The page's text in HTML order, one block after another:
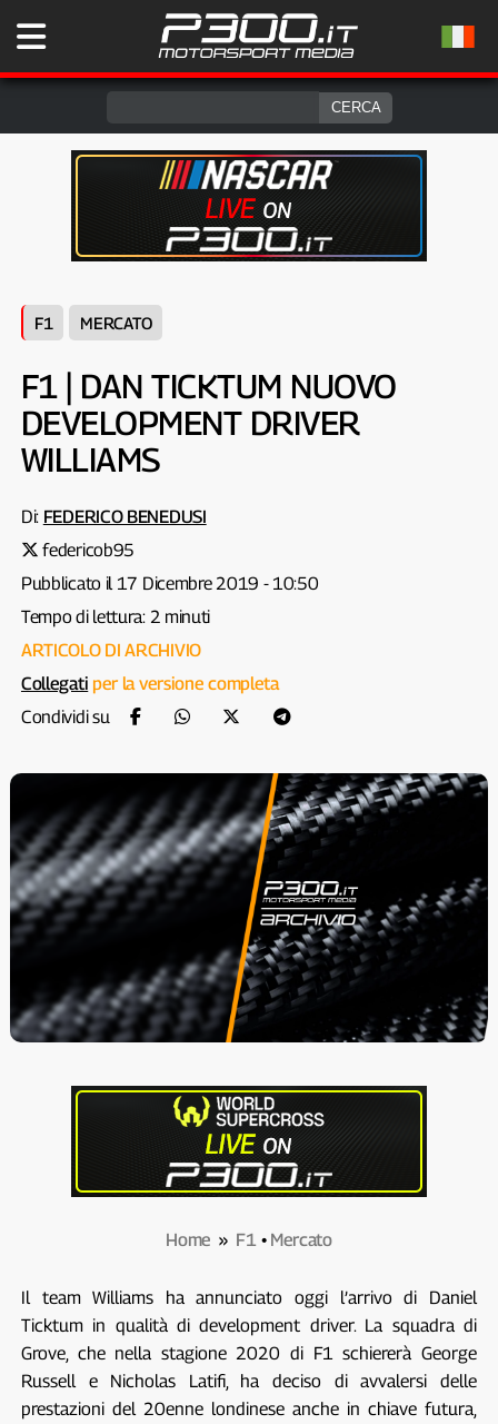
F1 MERCATO
F1 | DAN TICKTUM NUOVO
DEVELOPMENT DRIVER
WILLIAMS
Di: FEDERICO BENEDUSI
federicob95
Pubblicato il 17 Dicembre 2019 - 10:50
Tempo di lettura: 2 minuti
ARTICOLO DI ARCHIVIO
Collegati per la versione completa
Condividi su
Home » F1• Mercato
Il team Williams ha annunciato oggi l’arrivo di Daniel
Ticktum in qualità di development driver. La squadra di
Grove, che nella stagione 2020 di F1 schiererà George
Russell e Nicholas Latifi, ha deciso di avvalersi delle
prestazioni del 20enne londinese anche in chiave futura,